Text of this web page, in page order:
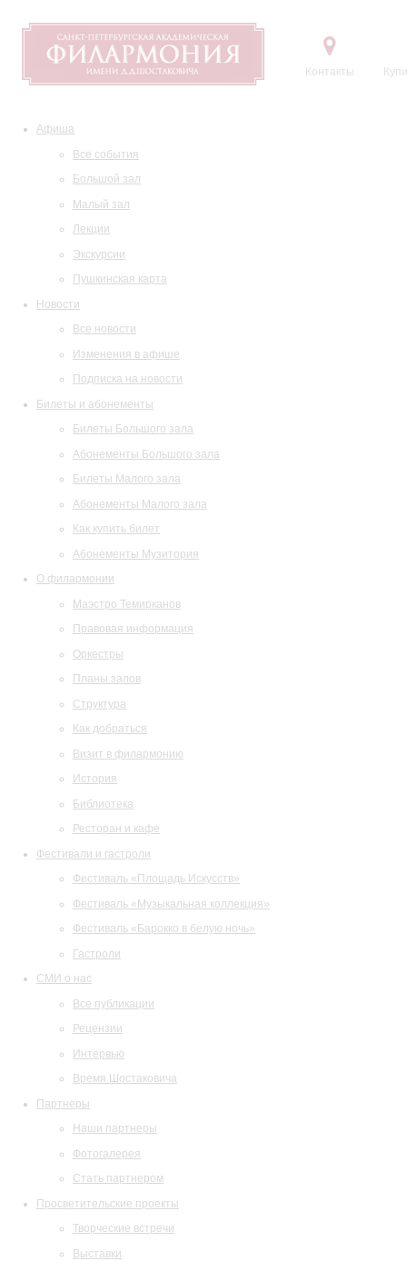
Контакты
Афиша
Все события
Большой зал
Малый зал
Лекции
Экскурсии
Пушкинская карта
Новости
Все новости
Изменения в афише
Подписка на новости
Билеты и абонементы
Билеты Большого зала
Абонементы Большого зала
Билеты Малого зала
Абонементы Малого зала
Как купить билет
Абонементы Музитория
О филармонии
Маэстро Темирканов
Правовая информация
Оркестры
Планы залов
Структура
Как добраться
Визит в филармонию
История
Библиотека
Ресторан и кафе
Фестивали и гастроли
Фестиваль «Площадь Искусств»
Фестиваль «Музыкальная коллекция»
Фестиваль «Барокко в белую ночь»
Гастроли
СМИ о нас
Все публикации
Рецензии
Интервью
Время Шостаковича
Партнеры
Наши партнеры
Фотогалерея
Стать партнером
Просветительские проекты
Творческие встречи
Выставки